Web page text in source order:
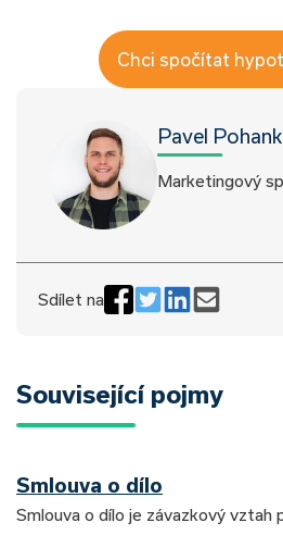
Chci spočítat
Pavel
Marketingový
Sdílet na
Související pojmy
Smlouva o dílo
Smlouva o dílo je závazkový vztah